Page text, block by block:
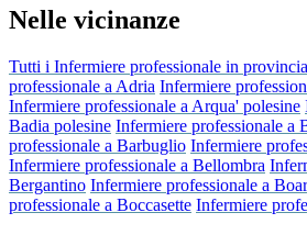
Nelle vicinanze
Tutti i Infermiere professionale in
professionale a Adria Infermiere
Infermiere professionale a Arqua' polesine
Badia polesine Infermiere professionale a
professionale a Barbuglio Infermiere
Infermiere professionale a Bellombra
Bergantino Infermiere professionale a
professionale a Boccasette Infermiere